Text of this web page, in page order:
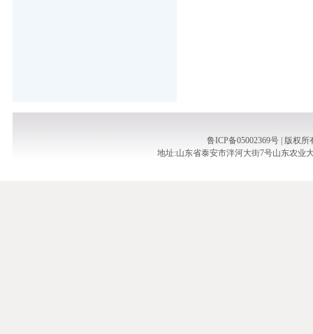
鲁ICP备05002369号 | 版权
地址:山东省泰安市泮河大街7号山东农业